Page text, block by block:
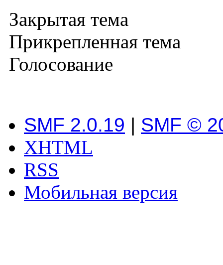
Закрытая тема
Прикрепленная тема
Голосование
SMF 2.0.19 | SMF ©
XHTML
RSS
Мобильная версия